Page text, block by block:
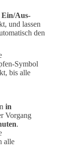
Ein/Aus-
und lassen
den
Symbol
bis alle
in
Vorgang
.
alle